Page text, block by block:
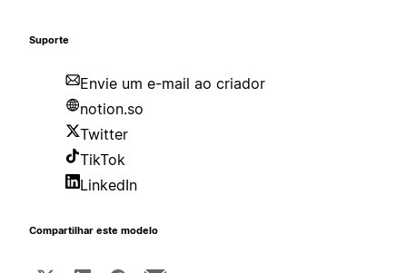
Suporte
Envie um e-mail ao criador
notion.so
Twitter
TikTok
LinkedIn
Compartilhar este modelo